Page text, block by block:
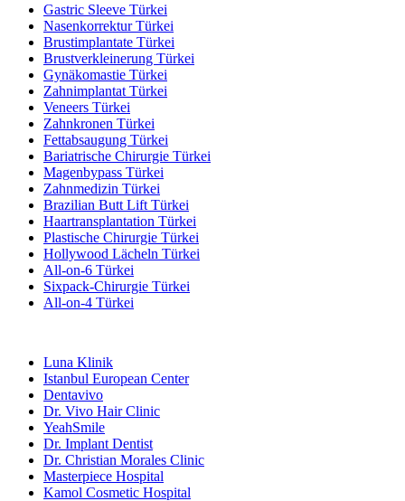
Gastric Sleeve Türkei
Nasenkorrektur Türkei
Brustimplantate Türkei
Brustverkleinerung Türkei
Gynäkomastie Türkei
Zahnimplantat Türkei
Veneers Türkei
Zahnkronen Türkei
Fettabsaugung Türkei
Bariatrische Chirurgie Türkei
Magenbypass Türkei
Zahnmedizin Türkei
Brazilian Butt Lift Türkei
Haartransplantation Türkei
Plastische Chirurgie Türkei
Hollywood Lächeln Türkei
All-on-6 Türkei
Sixpack-Chirurgie Türkei
All-on-4 Türkei
Luna Klinik
Istanbul European Center
Dentavivo
Dr. Vivo Hair Clinic
YeahSmile
Dr. Implant Dentist
Dr. Christian Morales Clinic
Masterpiece Hospital
Kamol Cosmetic Hospital